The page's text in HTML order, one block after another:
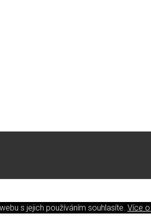
s jejich používáním souhlasíte. Více